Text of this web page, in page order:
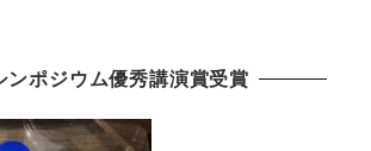
ンポジウム優秀講演賞受賞